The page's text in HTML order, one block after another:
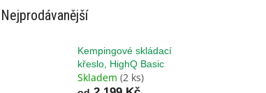
Nejprodávanější
Kempingové skládací
křeslo, HighQ Basic
Skladem (2 ks)